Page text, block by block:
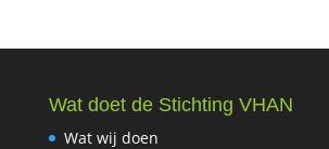
Wat doet de Stichting VHAN
Wat wij doen